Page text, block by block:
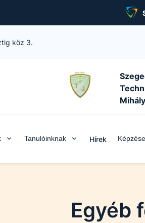
köz 3.
Tanulóinknak Hírek
Egyéb